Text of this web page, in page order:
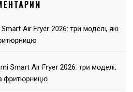
Air Fryer 2026: три моделі, які
Smart Air Fryer 2026: три моделі,
фритюрницю